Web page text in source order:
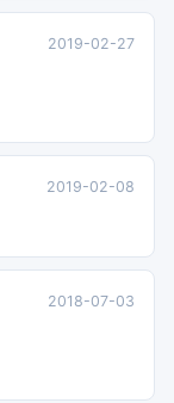
2019-02-27
2019-02-08
2018-07-03